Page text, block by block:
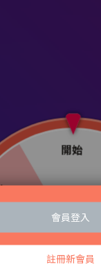
隱私政策